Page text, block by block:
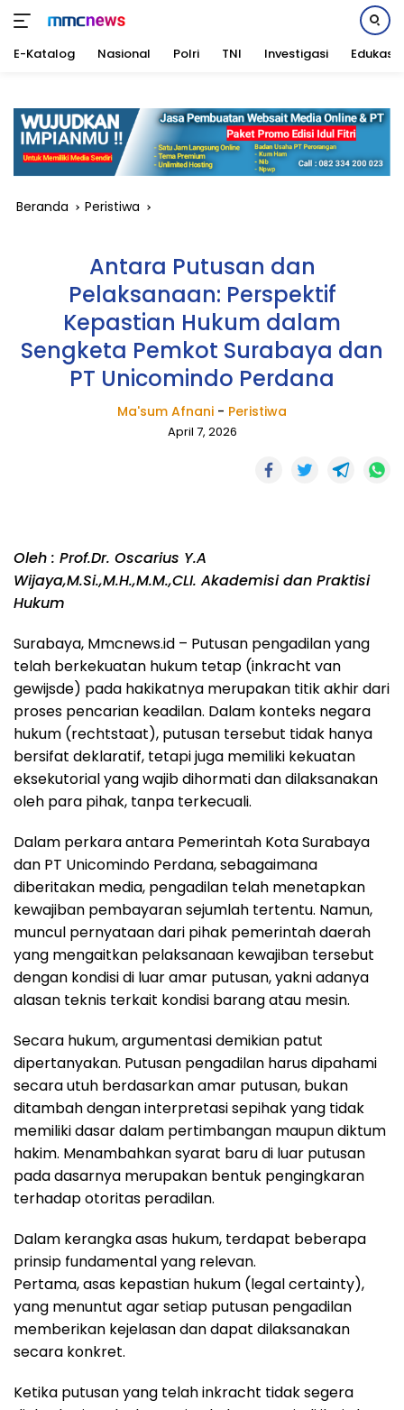
konten
E-Katalog Nasional Polri TNI Investigasi Edukasi
Beranda Peristiwa
Antara Putusan dan
Pelaksanaan: Perspektif
Kepastian Hukum dalam
Sengketa Pemkot Surabaya dan
PT Unicomindo Perdana
Ma'sum Afnani - Peristiwa
April 7, 2026
Oleh : Prof.Dr. Oscarius Y.A
Wijaya,M.Si.,M.H.,M.M.,CLI. Akademisi dan Praktisi
Hukum
Surabaya, Mmcnews.id – Putusan pengadilan yang
telah berkekuatan hukum tetap (inkracht van
gewijsde) pada hakikatnya merupakan titik akhir dari
proses pencarian keadilan. Dalam konteks negara
hukum (rechtstaat), putusan tersebut tidak hanya
bersifat deklaratif, tetapi juga memiliki kekuatan
eksekutorial yang wajib dihormati dan dilaksanakan
oleh para pihak, tanpa terkecuali.
Dalam perkara antara Pemerintah Kota Surabaya
dan PT Unicomindo Perdana, sebagaimana
diberitakan media, pengadilan telah menetapkan
kewajiban pembayaran sejumlah tertentu. Namun,
muncul pernyataan dari pihak pemerintah daerah
yang mengaitkan pelaksanaan kewajiban tersebut
dengan kondisi di luar amar putusan, yakni adanya
alasan teknis terkait kondisi barang atau mesin.
Secara hukum, argumentasi demikian patut
dipertanyakan. Putusan pengadilan harus dipahami
secara utuh berdasarkan amar putusan, bukan
ditambah dengan interpretasi sepihak yang tidak
memiliki dasar dalam pertimbangan maupun diktum
hakim. Menambahkan syarat baru di luar putusan
pada dasarnya merupakan bentuk pengingkaran
terhadap otoritas peradilan.
Dalam kerangka asas hukum, terdapat beberapa
prinsip fundamental yang relevan.
Pertama, asas kepastian hukum (legal certainty),
yang menuntut agar setiap putusan pengadilan
memberikan kejelasan dan dapat dilaksanakan
secara konkret.
Ketika putusan yang telah inkracht tidak segera